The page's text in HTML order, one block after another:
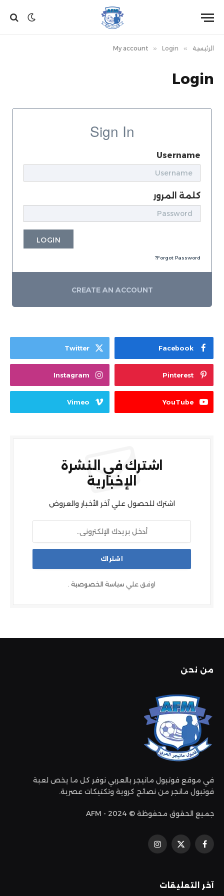
الرئيسية »
My account » Login
Login
Sign In
Username
كلمة المرور
LOGIN
Forgot Password?
CREATE AN ACCOUNT
Facebook
Twitter
Pinterest
Instagram
YouTube
Vimeo
اشترك في النشرة
الإخبارية
اشترك للحصول علي آخر الأخبار والعروض
اوفق علي سياسة الخصوصية .
من نحن
في موقع فوتبول مانيجر بالعربي نوفر كل ما يخص لعبة
فوتبول مانجر من نصائح كروية وتكتيكات عصرية.
جميع الحقوق محفوظة © 2024 - AFM
فيسبوكإكس
الانستغرام
آخر التعليقات